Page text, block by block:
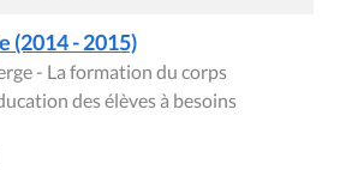
(2014 - 2015)
- La formation du corps
des élèves à besoins